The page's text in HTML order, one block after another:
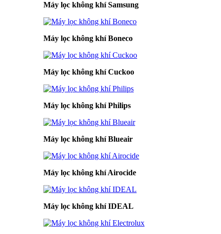
Máy lọc không khí Samsung
Máy lọc không khí Boneco
Máy lọc không khí Cuckoo
Máy lọc không khí Philips
Máy lọc không khí Blueair
Máy lọc không khí Airocide
Máy lọc không khí IDEAL